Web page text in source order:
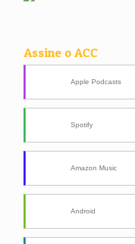
Assine o ACC
Apple Podcasts
Spotify
Amazon Music
Android